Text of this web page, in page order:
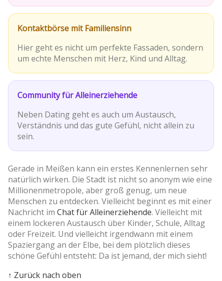
Kontaktbörse mit Familiensinn
Hier geht es nicht um perfekte Fassaden, sondern
um echte Menschen mit Herz, Kind und Alltag.
Community für Alleinerziehende
Neben Dating geht es auch um Austausch,
Verständnis und das gute Gefühl, nicht allein zu
sein.
Gerade in Meißen kann ein erstes Kennenlernen sehr
natürlich wirken. Die Stadt ist nicht so anonym wie eine
Millionenmetropole, aber groß genug, um neue
Menschen zu entdecken. Vielleicht beginnt es mit einer
Nachricht im Chat für Alleinerziehende. Vielleicht mit
einem lockeren Austausch über Kinder, Schule, Alltag
oder Freizeit. Und vielleicht irgendwann mit einem
Spaziergang an der Elbe, bei dem plötzlich dieses
schöne Gefühl entsteht: Da ist jemand, der mich sieht!
↑ Zurück nach oben